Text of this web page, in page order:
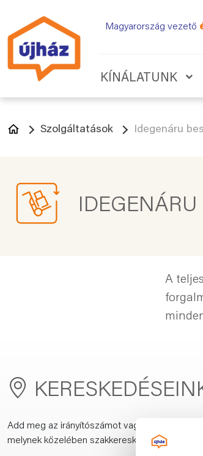
Magyarország vezető
KÍNÁLATUNK
Szolgáltatások Idegenáru
IDEGENÁRU
A
Add meg az irányítószámot vagy a település
melynek közelében szakkereskedést keresel: